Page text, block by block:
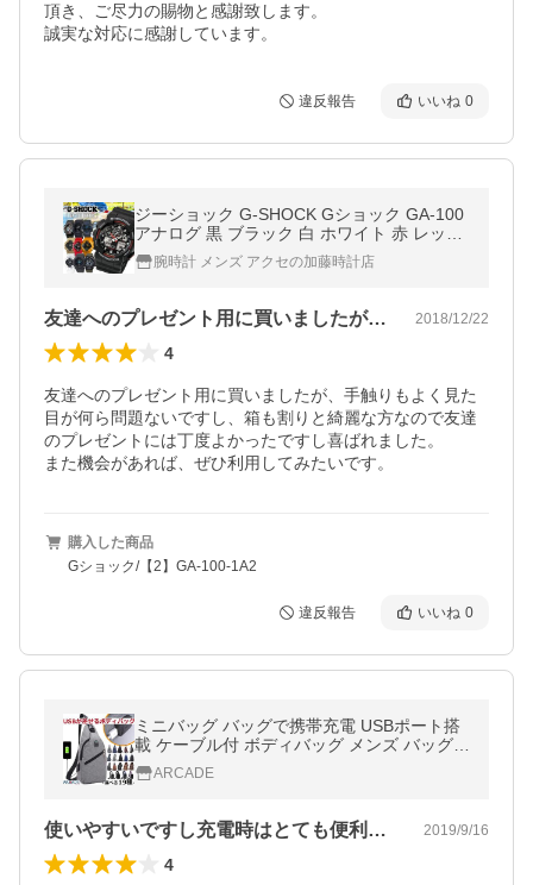
頂き、ご尽力の賜物と感謝致します。
誠実な対応に感謝しています。
違反報告 いいね 0
ジーショック G-SHOCK Gショック GA-100
アナログ 黒 ブラック 白 ホワイト 赤 レッド
黄色 イエロー カーキグリーン 高校 中学 逆
輸入 腕時計
腕時計 メンズ アクセの加藤時計店
友達へのプレゼント用に買いましたが、手… 2018/12/22
4
友達へのプレゼント用に買いましたが、手触りもよく見た
目が何ら問題ないですし、箱も割りと綺麗な方なので友達
のプレゼントには丁度よかったですし喜ばれました。
また機会があれば、ぜひ利用してみたいです。
購入した商品
Gショック/【2】GA-100-1A2
違反報告 いいね 0
ミニバッグ バッグで携帯充電 USBポート搭
載 ケーブル付 ボディバッグ メンズ バッグ
ワンショルダー ボディーバッグ おしゃれ 軽
量 斜めがけ/爆買
ARCADE
使いやすいですし充電時はとても便利です… 2019/9/16
4